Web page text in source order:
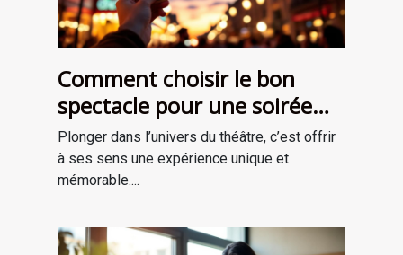
Comment choisir le bon
spectacle pour une soirée
théâtrale inoubliable ?
Plonger dans l’univers du théâtre, c’est offrir
à ses sens une expérience unique et
mémorable....